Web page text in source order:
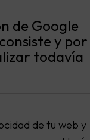
de Google
y por
todavía
de tu web y